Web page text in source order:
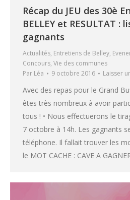
Récap du JEU des 30è
BELLEY et RESULTAT :
gagnants
Actualités, Entretiens de Belley,
Concours, Vie des communes
Par Léa 9 octobre 2016 Laisser
Avec des repas pour le Grand
êtes très nombreux à avoir
tous ! • Nous effectuerons le
7 octobre à 14h. Les gagnants
téléphone. Il fallait trouver les
le MOT CACHE : CAVE A